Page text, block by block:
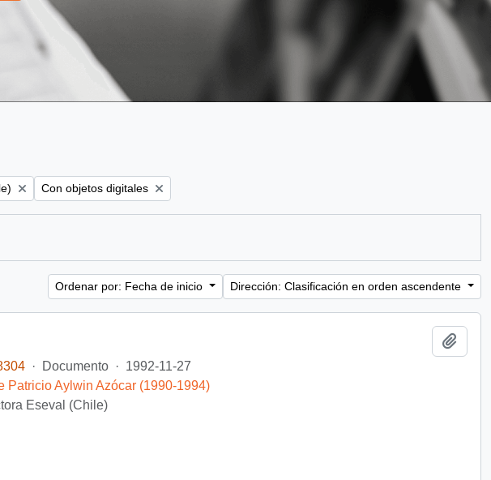
Remove filter:
Con objetos digitales
Ordenar por: Fecha de inicio Dirección: Clasificación en orden ascendente
· Documento · 1992-11-27
Patricio Aylwin Azócar (1990-1994)
Eseval (Chile)